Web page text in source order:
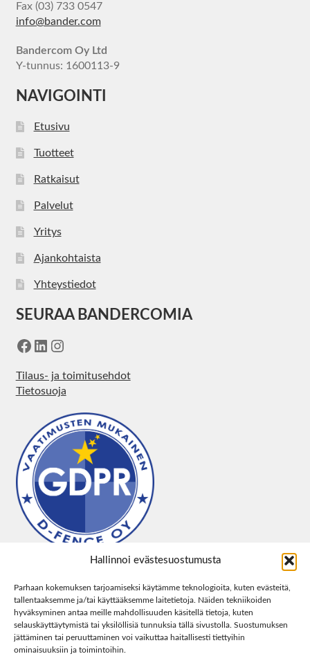
Hallinnoi evästesuostumusta
Parhaan kokemuksen tarjoamiseksi käytämme teknologioita, kuten evästeitä,
tallentaaksemme ja/tai käyttääksemme laitetietoja. Näiden tekniikoiden
hyväksyminen antaa meille mahdollisuuden käsitellä tietoja, kuten
selauskäyttäytymistä tai yksilöllisiä tunnuksia tällä sivustolla. Suostumuksen
jättäminen tai peruuttaminen voi vaikuttaa haitallisesti tiettyihin
ominaisuuksiin ja toimintoihin.
Fax (03) 733 0547
info@bander.com
Bandercom Oy Ltd
Y-tunnus: 1600113-9
NAVIGOINTI
Etusivu
Tuotteet
Ratkaisut
Palvelut
Yritys
Ajankohtaista
Yhteystiedot
SEURAA BANDERCOMIA
Facebook
LinkedIn
Instagram
Tilaus- ja toimitusehdot
Tietosuoja